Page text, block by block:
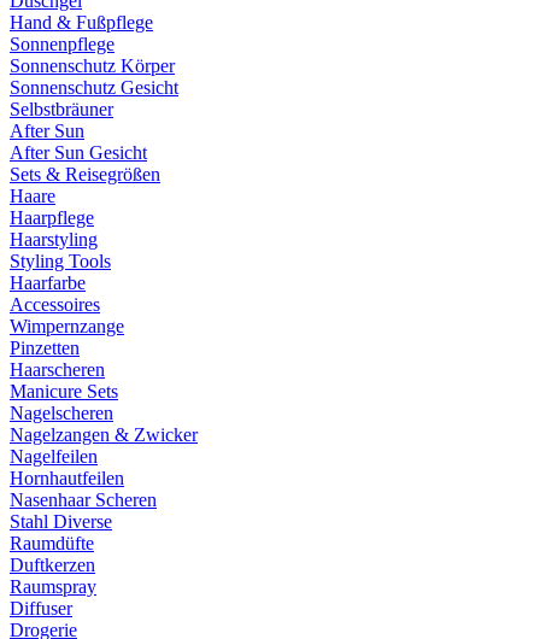
Hand & Fußpflege
Sonnenpflege
Sonnenschutz Körper
Sonnenschutz Gesicht
Selbstbräuner
After Sun
After Sun Gesicht
Sets & Reisegrößen
Haare
Haarpflege
Haarstyling
Styling Tools
Haarfarbe
Accessoires
Wimpernzange
Pinzetten
Haarscheren
Manicure Sets
Nagelscheren
Nagelzangen & Zwicker
Nagelfeilen
Hornhautfeilen
Nasenhaar Scheren
Stahl Diverse
Raumdüfte
Duftkerzen
Raumspray
Diffuser
Drogerie